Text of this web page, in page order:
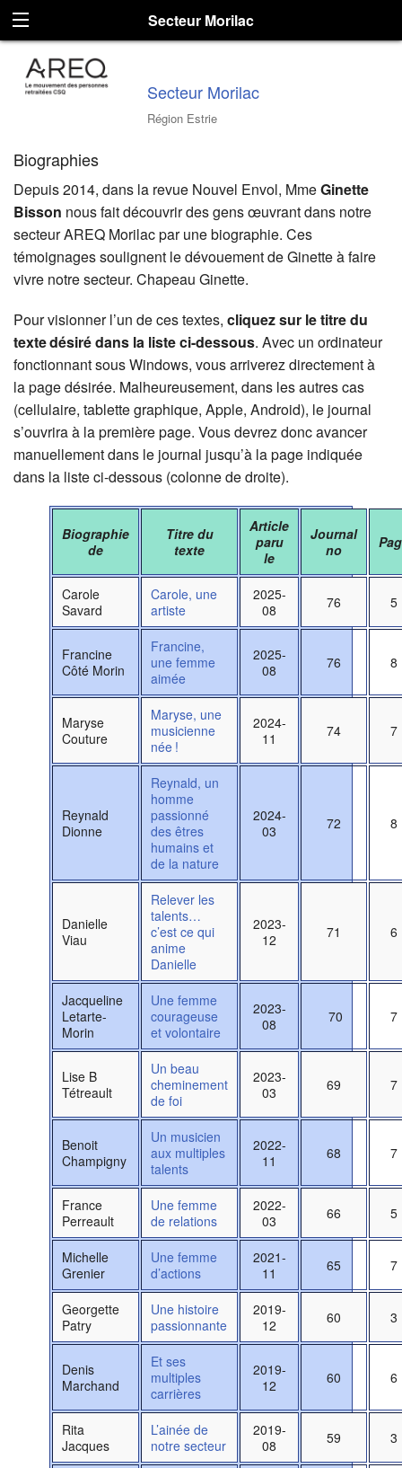
Secteur Morilac
Secteur Morilac
Région Estrie
Biographies
Depuis 2014, dans la revue Nouvel Envol, MmeGinette
Bisson nous fait découvrir des gens œuvrant dans notre
secteur AREQ Morilac par une biographie. Ces
témoignages soulignent le dévouement de Ginette à faire
vivre notre secteur. Chapeau Ginette.
Pour visionner l’un de ces textes, cliquez sur le titre du
texte désiré dans la liste ci-dessous. Avec un ordinateur
fonctionnant sous Windows, vous arriverez directement à
la page désirée. Malheureusement, dans les autres cas
(cellulaire, tablette graphique, Apple, Android), le journal
s’ouvrira à la première page. Vous devrez donc avancer
manuellement dans le journal jusqu’à la page indiquée
dans la liste ci-dessous (colonne de droite).
Biographie
de
Titre du
texte
Article
paru
le
Journal
no
Carole
Savard
Carole, une
artiste
2025-
08
76 5
Francine
Côté Morin
Francine,
une femme
aimée
2025-
08
76 8
Maryse
Couture
Maryse, une
musicienne
née !
2024-
11
74 7
Reynald
Dionne
Reynald, un
homme
passionné
des êtres
humains et
de la nature
2024-
03
72 8
Danielle
Viau
Relever les
talents…
c’est ce qui
anime
Danielle
2023-
12
71 6
Jacqueline
Letarte-
Morin
Une femme
courageuse
et volontaire
2023-
08
70 7
Lise B
Tétreault
Un beau
cheminement
de foi
2023-
03
69 7
Benoit
Champigny
Un musicien
aux multiples
talents
2022-
11
68 7
France
Perreault
Une femme
de relations
2022-
03
66 5
Michelle
Grenier
Une femme
d’actions
2021-
11
65 7
Georgette
Patry
Une histoire
passionnante
2019-
12
60 3
Denis
Marchand
Et ses
multiples
carrières
2019-
12
60 6
Rita
Jacques
L’ainée de
notre secteur
2019-
08
59 3